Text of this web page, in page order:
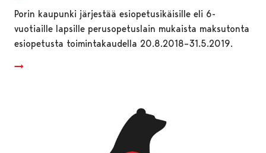
Porin kaupunki järjestää esiopetusikäisille eli 6-
vuotiaille lapsille perusopetuslain mukaista maksutonta
esiopetusta toimintakaudella 20.8.2018–31.5.2019.